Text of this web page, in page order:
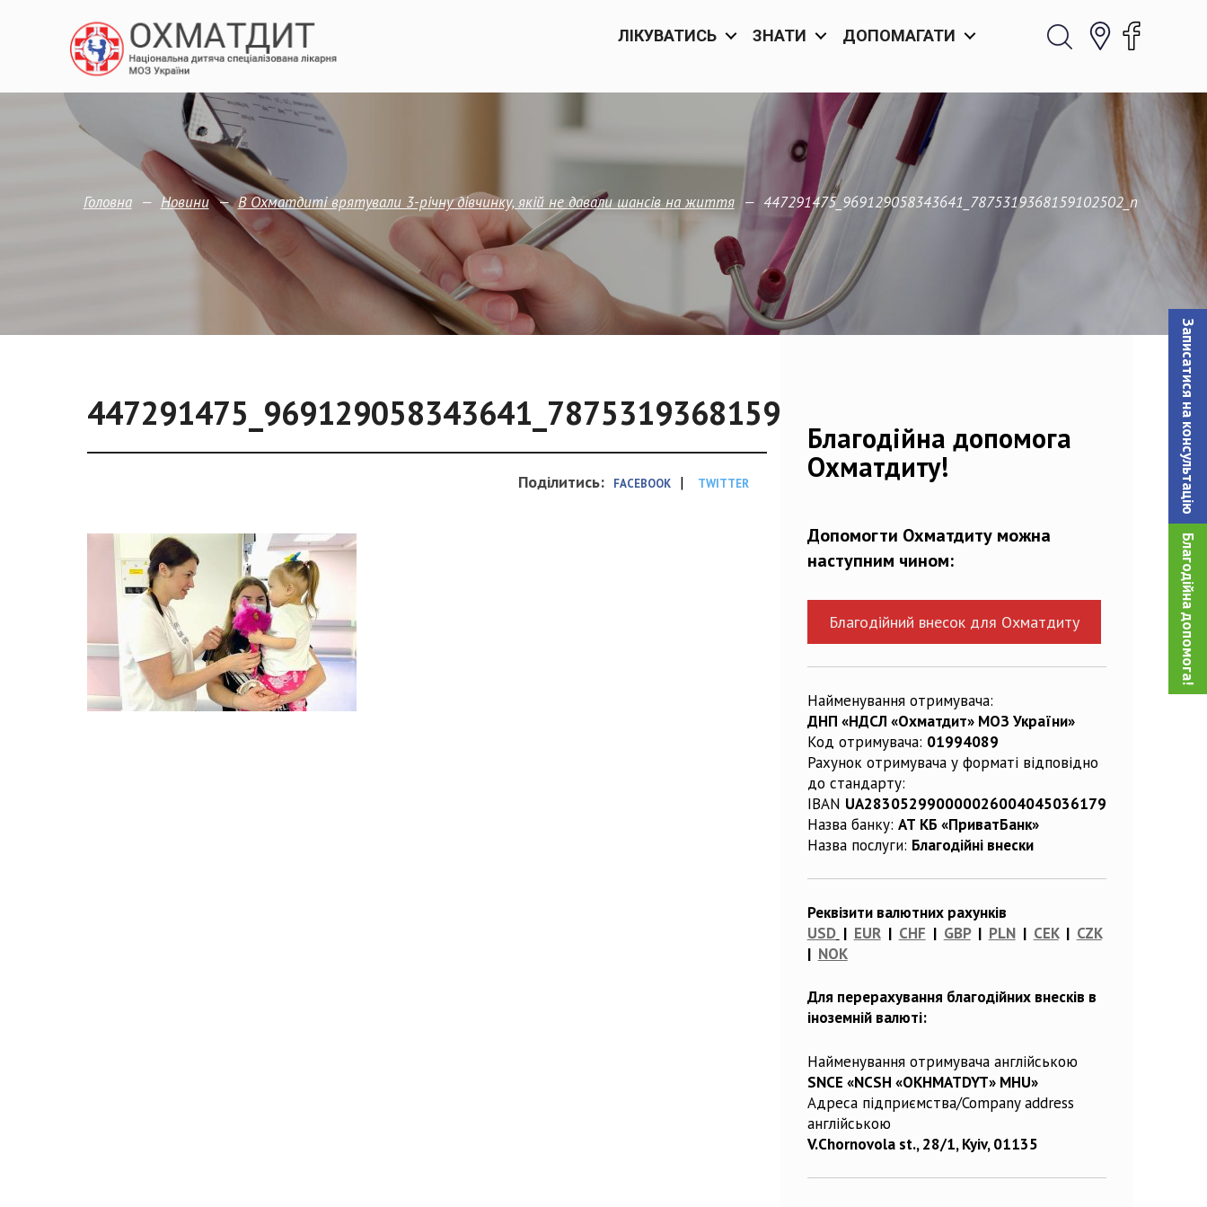
Записатися на консультацiю
Благодійна допомога!
ЛІКУВАТИСЬ ЗНАТИ ДОПОМАГАТИ
Головна — Новини — В Охматдиті врятували 3-річну дівчинку, якій не давали шансів на життя — 447291475_969129058343641_7875319368159102502_n
447291475_969129058343641_7875319368159102502_n
Поділитись: FACEBOOK | TWITTER
Благодійна допомога
Охматдиту!
Допомогти Охматдиту можна
наступним чином:
Благодійний внесок для Охматдиту
Найменування отримувача:
ДНП «НДСЛ «Охматдит» МОЗ України»
Код отримувача: 01994089
Рахунок отримувача у форматі відповідно
до стандарту:
IBAN UA283052990000026004045036179
Назва банку: АТ КБ «ПриватБанк»
Назва послуги: Благодійні внески
Реквізити валютних рахунків
USD | EUR| CHF | GBP| PLN| CEK| CZK
| NOK
Для перерахування благодійних внесків в
іноземній валюті:
Найменування отримувача англійською
SNCE «NCSH «OKHMATDYT» MHU»
Адреса підприємства/Company address
англійською
V.Chornovola st., 28/1, Kyiv, 01135